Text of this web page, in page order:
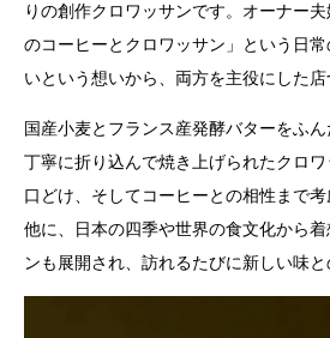
りの創作クロワッサンです。オーナー
のコーヒーとクロワッサン」という日
いという想いから、両方を主役にした店
国産小麦とフランス産発酵バターをふ
丁寧に折り込んで焼き上げられたクロワ
口どけ、そしてコーヒーとの相性まで
他に、日本の四季や世界の食文化から
ンも展開され、訪れるたびに新しい味と